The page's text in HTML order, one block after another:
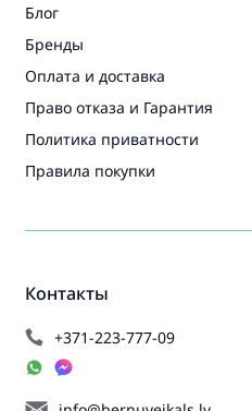
Контакты
+371-223-777-09
Блог
Бренды
Оплата и доставка
Право отказа и Гарантия
Политика приватности
Правила покупки